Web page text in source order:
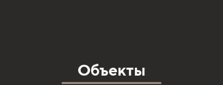
Объекты